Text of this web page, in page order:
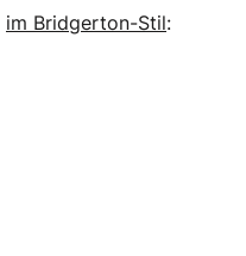
im Bridgerton-Stil: